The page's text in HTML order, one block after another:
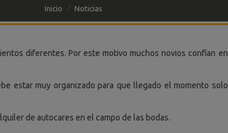
Inicio Noticias
diferentes. Por este motivo muchos novios confían en
estar muy organizado para que llegado el momento solo
de autocares en el campo de las bodas.